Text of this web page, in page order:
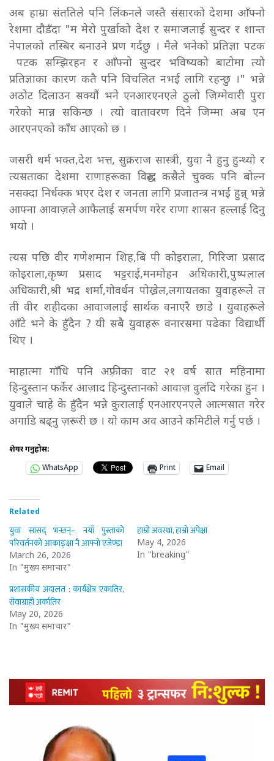
अब हाम्रा संततिले पनि लिंकनले जस्तै संसारको देशमा आँफ्नो
रेशमा दौडँदा "म मेरो पुर्खाको देश र समाजलाई सुन्दर र शान्त
नेपालको तस्बिर बनाउने प्रण गर्दछु । मैले भनेको प्रतिज्ञा पटक
पटक सम्झिरहन र आँफ्नो सुन्दर भविष्यको बाटोमा त्यो
प्रतिज्ञाका कारण कतै पनि विचलित नभई लागि रहन्छु ।" भन्ने
अठोट दिलाउन सक्यौं भने एनआरएनएले ठुलो ज़िम्मेवारी पुरा
गरेको मान्न सकिन्छ । त्यो वातावरण दिने जिम्मा अब एन
आरएनएको काँध आएको छ ।
जसरी धर्म भक्त,देश भत्त, सुक्रराज सास्त्री, युवा नै हुनु हुन्थ्यो र
त्यसताका देशमा राणाहरूका विरुद्ध कसैले चुक्क पनि बोल्न
नसक्दा निर्धक्क भएर देश र जनता लागि प्रजातन्त्र नभई हुन्न् भन्ने
आफ्ना आवाज़ले आफैलाई समर्पण गरेर राणा शासन हल्लाई दिनु
भयो ।
त्यस पछि वीर गणेशमान शिह,बि पी कोइराला, गिरिजा प्रसाद
कोइराला,कृष्ण प्रसाद भट्टराई,मनमोहन अधिकारी,पुष्पलाल
अधिकारी,श्री भद्र शर्मा,गोवर्धन पोख्रेल,लगायतका युवाहरूले त
ती वीर शहीदका आवाजलाई सार्थक वनाएरै छाडे । युवाहरूले
आँटे भने के हुँदैन ? यी सबै युवाहरू वनारसमा पढेका विद्यार्थी
थिए ।
माहात्मा गाँधि पनि अफ़्रीका वाट २१ वर्ष सात महिनामा
हिन्दुस्तान फर्केर आज़ाद हिन्दुस्तानको आवाज़ वुलंदि गरेका हुन ।
युवाले चाहे के हुँदैन भन्ने कुरालाई एनआरएनएले आत्मसात गरेर
अगाडि बढ्नु ज़रूरी छ । यो काम अव आउने कमिटीले गर्नु पर्छ ।
शेयर गर्नुहोस:
WhatsApp
Print Email
Related
युवा सांसद् भन्छन्– नयाँ पुस्ताको
परिवर्तनको आकाङ्क्षा नै आफ्नो एजेण्डा
March 26, 2026
In "मुख्य समाचार"
हाम्रो अवस्था, हाम्रो अपेक्षा
May 4, 2026
In "breaking"
प्रशासकीय अदालत : कार्यक्षेत्र एकातिर,
सेवाग्राही अर्कातिर
May 20, 2026
In "मुख्य समाचार"